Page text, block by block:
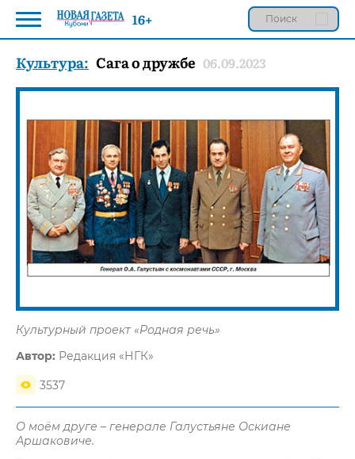
Культура: Сага о дружбе 06.09.2023
Культурный проект «Родная речь»
Автор: Редакция «НГК»
3537
О моём друге – генерале Галустьяне Оскиане
Аршаковиче.
16+